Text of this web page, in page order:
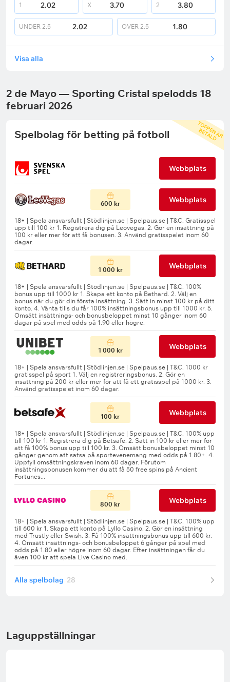
1 2.02 X 3.70 2 3.80
UNDER 2.5 2.02 OVER 2.5 1.80
Visa alla
2 de Mayo — Sporting Cristal spelodds 18
februari 2026
T
O
P
P
E
N
Ä
R
B
E
T
A
L
D
Spelbolag för betting på fotboll
Webbplats
600 kr Webbplats
1 000 kr Webbplats
1 000 kr Webbplats
100 kr Webbplats
800 kr Webbplats
Alla spelbolag 28
Laguppställningar